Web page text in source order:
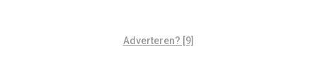
Adverteren? [9]